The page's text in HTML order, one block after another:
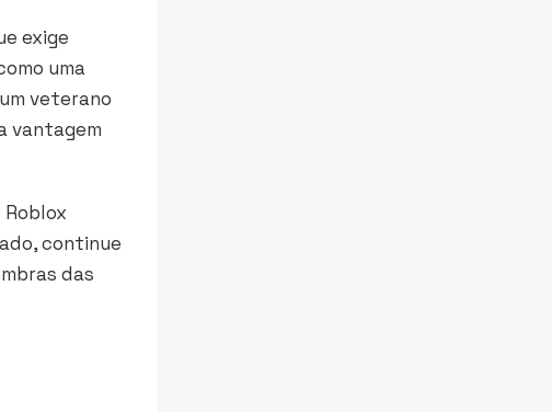
exige
uma
veterano
vantagem
continue
das